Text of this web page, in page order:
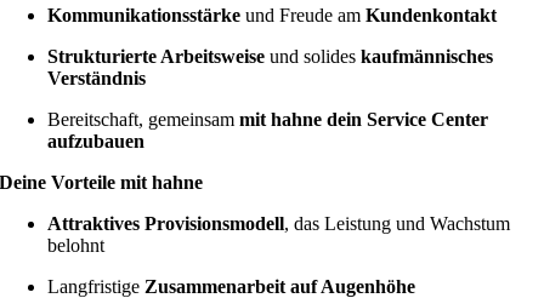
Kommunikationsstärke und Freude amKundenkontakt
Strukturierte Arbeitsweise und solideskaufmännisches
Verständnis
Bereitschaft, gemeinsammit hahne dein Service Center
aufzubauen
Deine Vorteile mit hahne
Attraktives Provisionsmodell, das Leistung und Wachstum
belohnt
Langfristige Zusammenarbeit auf Augenhöhe